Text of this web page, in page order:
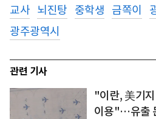
교사 뇌진탕 중학생 금쪽이
광주광역시
관련 기사
"이란, 美기
이용"…유출